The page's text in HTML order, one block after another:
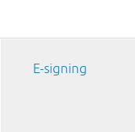
E-signing